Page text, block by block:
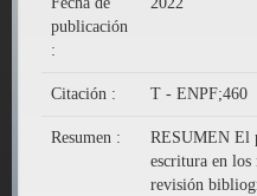
publicación
:
Citación : T - ENPF;460
Resumen :
RESUMEN El
escritura en
revisión